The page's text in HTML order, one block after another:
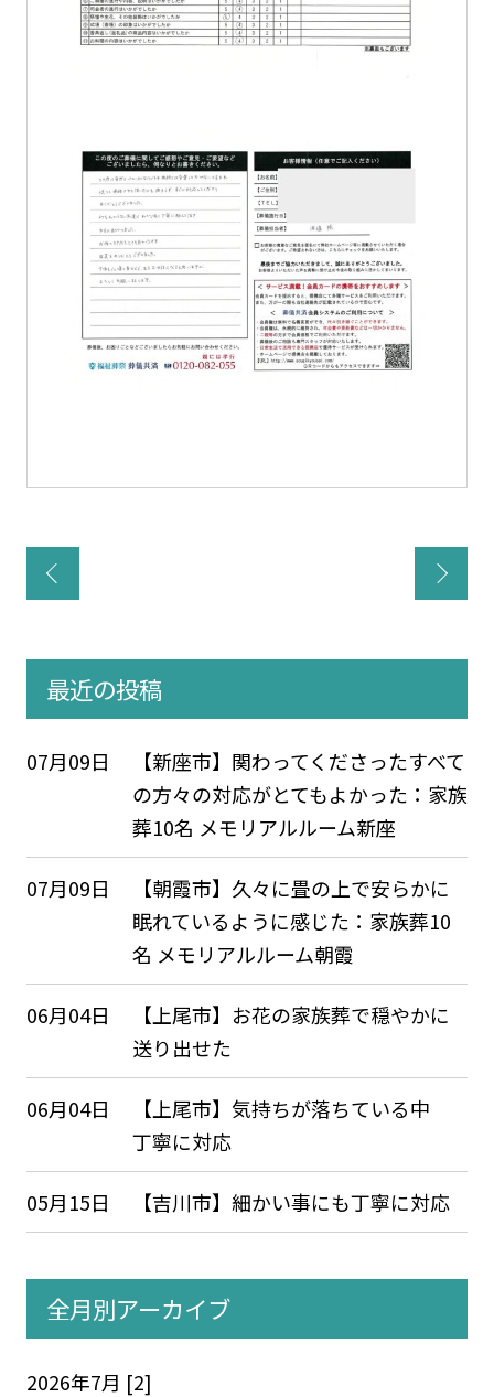
最近の投稿
07月09日
【新座市】関わってくださったすべて
の方々の対応がとてもよかった：家族
葬10名 メモリアルルーム新座
07月09日
【朝霞市】久々に畳の上で安らかに
眠れているように感じた：家族葬10
名 メモリアルルーム朝霞
06月04日
【上尾市】お花の家族葬で穏やかに
送り出せた
06月04日
【上尾市】気持ちが落ちている中
丁寧に対応
05月15日 【吉川市】細かい事にも丁寧に対応
全月別アーカイブ
2026年7月 [2]